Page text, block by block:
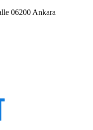
06200 Ankara